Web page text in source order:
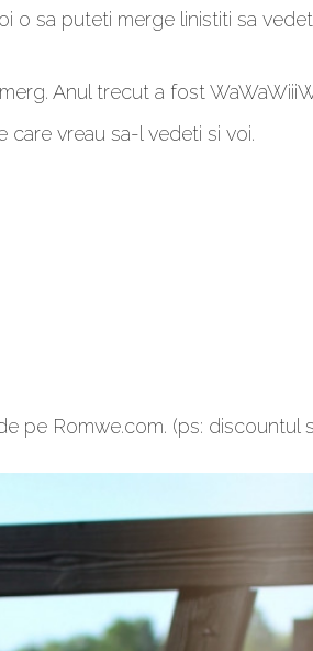
o sa puteti merge linistiti sa
Anul trecut a fost
vreau sa-l vedeti si voi.
pe Romwe.com. (ps: discountul